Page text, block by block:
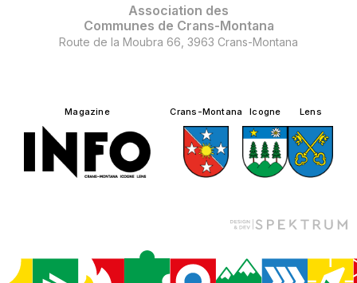
Association des
Communes de Crans-Montana
Route de la Moubra 66, 3963 Crans-Montana
Magazine Crans-Montana Icogne Lens